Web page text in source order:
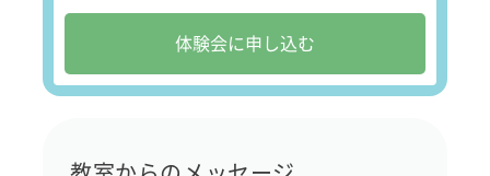
体験会に申し込む